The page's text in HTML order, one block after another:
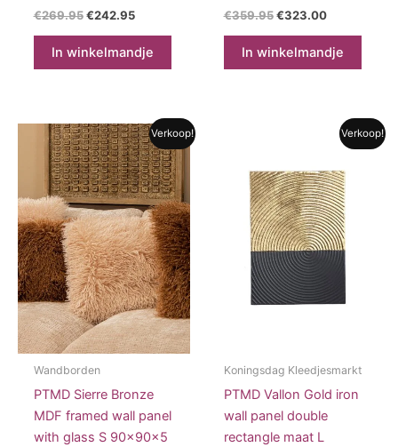
€269.95 Oorspronkelijke
was:
€269.95.
€242.95Huidige
is:
€242.95.
In winkelmandje
€359.95 Oorspronkelijke
was:
€359.95.
€323.00Huidige
is:
€323.00.
In winkelmandje
Verkoop!
Wandborden
PTMD Sierre Bronze
MDF framed wall panel
with glass S 90x90x5
Verkoop!
Koningsdag Kleedjesmarkt
PTMD Vallon Gold iron
wall panel double
rectangle maat L